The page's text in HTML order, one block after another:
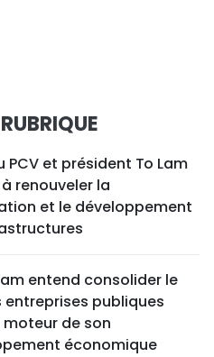
PCV et président To Lam
renouveler la
et le développement
entend consolider le
entreprises publiques
de son
économique